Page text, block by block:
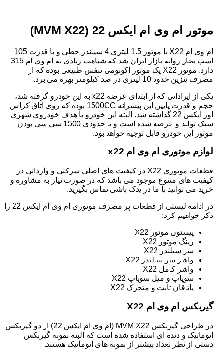
موتور ام وی ام ایکس 22 (MVM X22)
ام وی ام X22 با موتور 1.5 لیتری 4 سیلندر خطی و با قدرت 105
اسب بخار روانه بازار ایران شد که شباهت زیادی به ام وی ام 315
دارد. موتور X22 یک موتور اکونومی تنفس طبیعی بوده که از
مصرف ینزین حدود 10 لیتری در صد کیلومتر بهره می برد.
یکی از ایراداتی که از ابتدای عرضه x22 به این خودرو گرفته شد،
حجم و قدرت پایین این پیشرانه 1500CC بوده که روی اتاق کراس
اور ایکس 22 گذاشته شد. البته این خودرو با هدف خودروی شهری
سبک تولبد و عرضه شده است و تا حدودی 1500 سی سی بودن
موتور این خودرو قابل توجیه خواهد بود.
لوازم موتوری ام وی ام x22
قطعات موتوری X22 در کیفیت های اصلی شرکتی و وارداتی در
کیفیت های متنوع موجود می باشد که در صوزت نیاز به مشاوره و
خرید می توانید با ما در یدک باشی تماس بگیرید.
در ادامه لیستی از قطعات پر مصزف موتوری ام وی ام ایکس 22 را
ذکر خواهیم کرد:
پیستون موتور X22
رینگ موتور X22
سر سیلندر X22
واشر سر سیلندر X22
واشر کامل X22
سوپاپ و میل سوپاپ X22
یاتاقان ثابت و متحرک X22
گیربکس ام وی ام X22
در طراحی گیربکس MVM X22 (ام وی ام ایکس 22) از دو گیربکس
اتوماتیک و دنده ای استفاده شده است که البته نمونه گیربکس
دستی از نظر تعداد بیشتر از نمونه های اتوماتیک هستند.